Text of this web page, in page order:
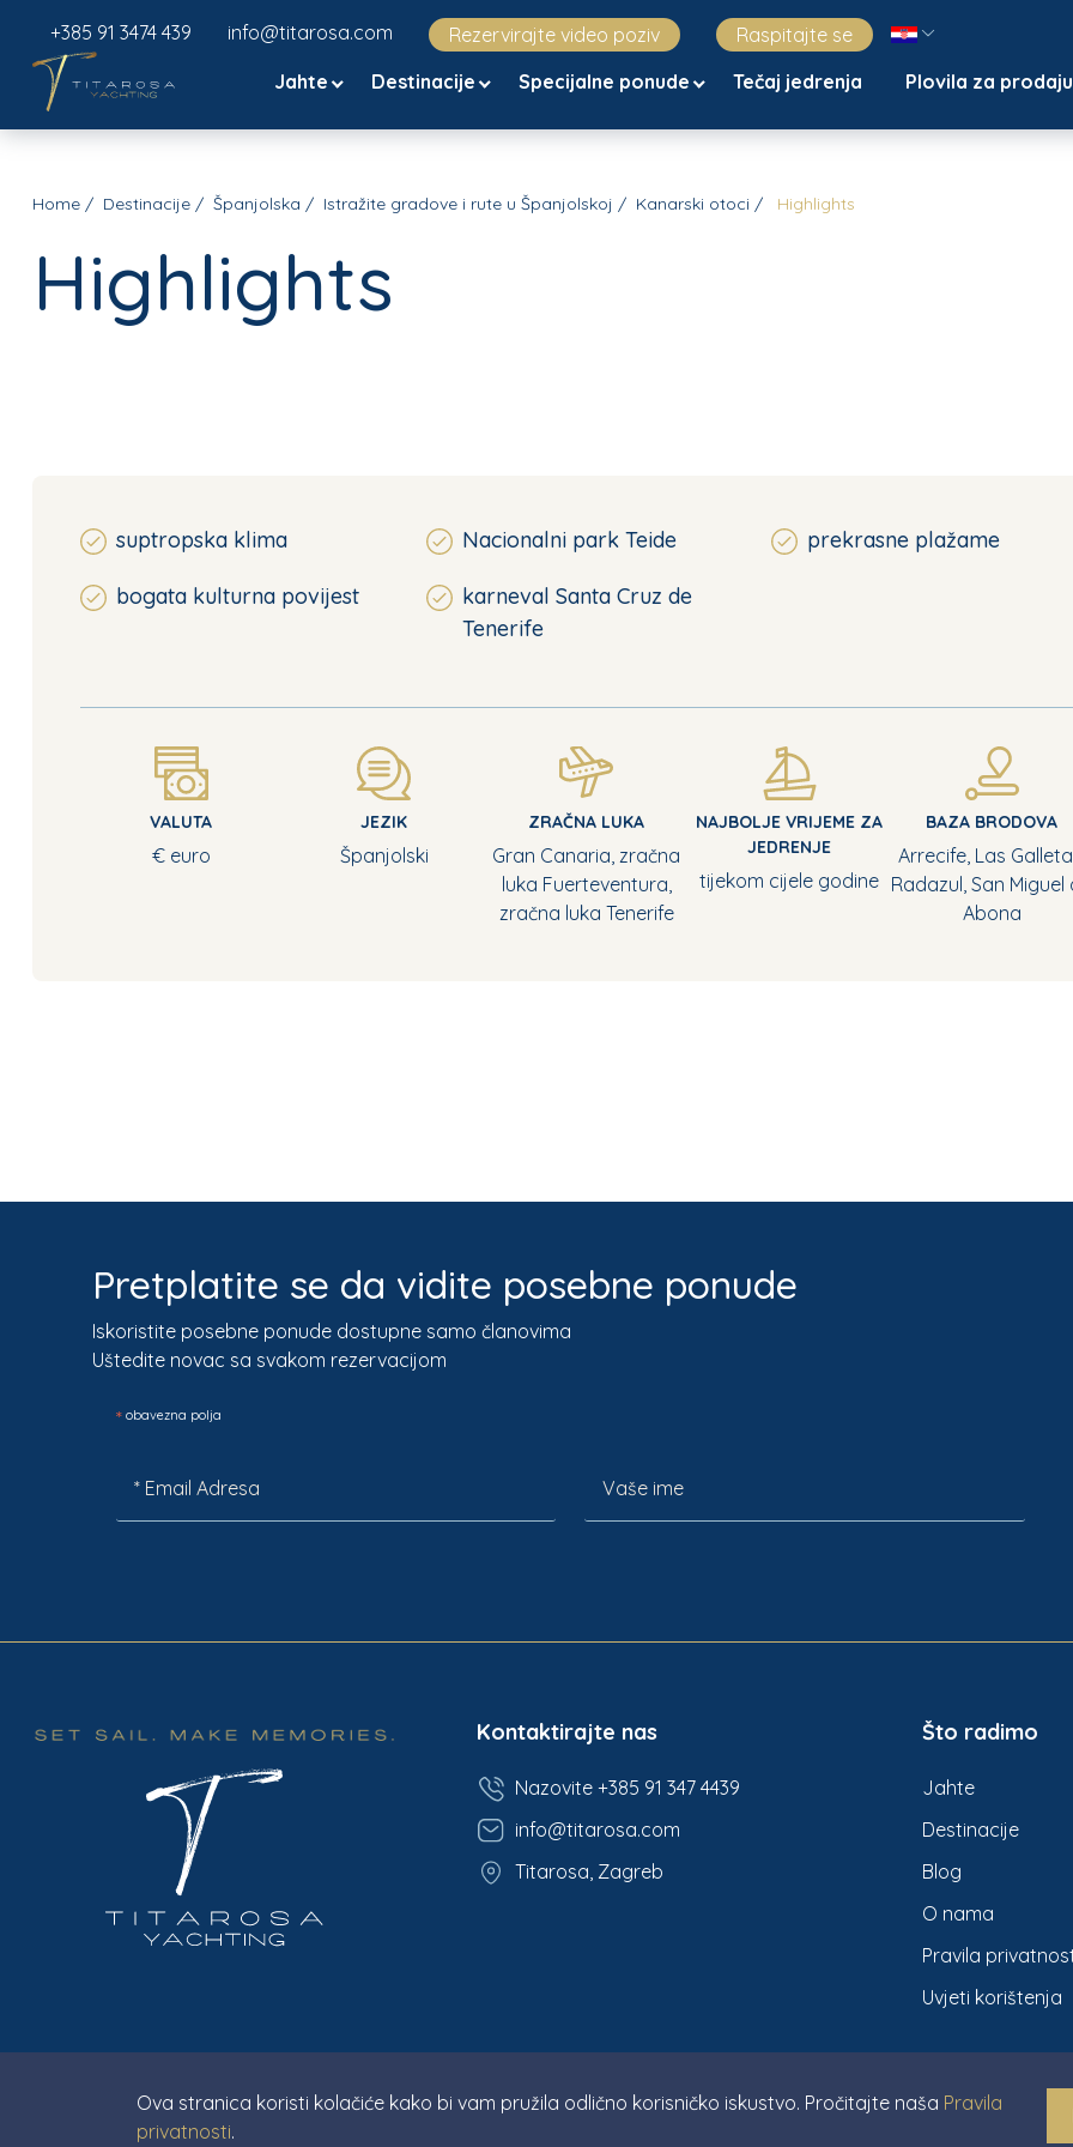
+385 91 3474 439 info@titarosa.com Rezervirajte video poziv
Raspitajte se
Jahte
Destinacije Specijalne ponude Tečaj jedrenja Plovila za prodaju
Home Destinacije Španjolska Istražite gradove i rute u Španjolskoj Kanarski otoci Highlights
Highlights
suptropska klima Nacionalni park Teide prekrasne plažame
bogata kulturna povijest
karneval Santa Cruz de
Tenerife
VALUTA
€ euro
JEZIK
Španjolski
ZRAČNA LUKA
Gran Canaria, zračna
luka Fuerteventura,
zračna luka Tenerife
NAJBOLJE VRIJEME ZA
JEDRENJE
tijekom cijele godine
BAZA BRODOVA
Arrecife, Las
Radazul, San Miguel
Abona
Pretplatite se da vidite posebne ponude
Iskoristite posebne ponude dostupne samo članovima
Uštedite novac sa svakom rezervacijom
*obavezna polja
Kontaktirajte nas
Nazovite +385 91 347 4439
info@titarosa.com
Titarosa, Zagreb
Što radimo
Jahte
Destinacije
Blog
O nama
Pravila
Uvjeti korištenja
© Titarosa 2026 All rights reserved
Ova stranica koristi kolačiće kako bi vam pružila odlično korisničko iskustvo. Pročitajte naša Pravila
privatnosti.